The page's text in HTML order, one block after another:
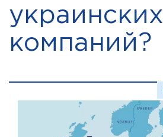
украинских
компаний?